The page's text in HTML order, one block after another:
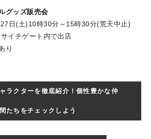
グッズ販売会
日(土)10時30分～15時30分(荒天中止)
イチゲート内で出店
り
ラクターを徹底紹介！個性豊かな仲
間たちをチェックしよう